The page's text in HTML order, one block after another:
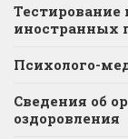
Тестирование
иностранных
Психолого-
Сведения об
оздоровления